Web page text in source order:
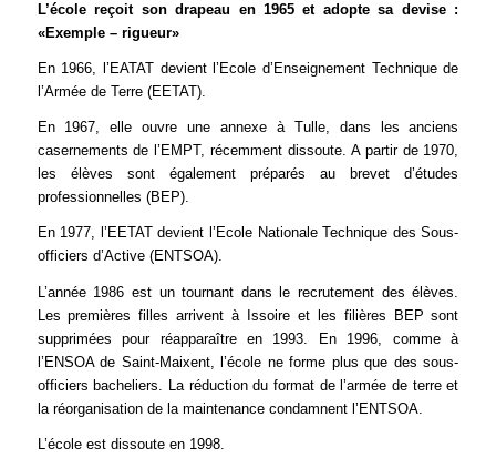
L’école reçoit son drapeau en 1965 et adopte sa devise :
«Exemple – rigueur»
En 1966, l’EATAT devient l’Ecole d’Enseignement Technique de
l’Armée de Terre (EETAT).
En 1967, elle ouvre une annexe à Tulle, dans les anciens
casernements de l’EMPT, récemment dissoute. A partir de 1970,
les élèves sont également préparés au brevet d’études
professionnelles (BEP).
En 1977, l’EETAT devient l’Ecole Nationale Technique des Sous-
officiers d’Active (ENTSOA).
L’année 1986 est un tournant dans le recrutement des élèves.
Les premières filles arrivent à Issoire et les filières BEP sont
supprimées pour réapparaître en 1993. En 1996, comme à
l’ENSOA de Saint-Maixent, l’école ne forme plus que des sous-
officiers bacheliers. La réduction du format de l’armée de terre et
la réorganisation de la maintenance condamnent l’ENTSOA.
L’école est dissoute en 1998.